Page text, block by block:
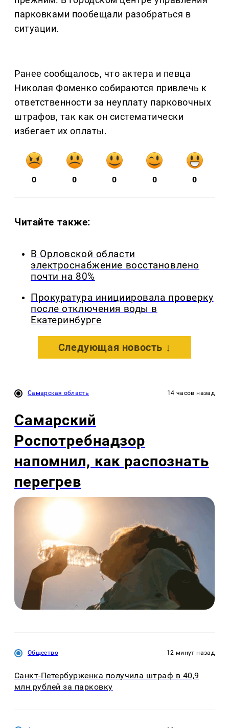
парковками пообещали разобраться в
ситуации.
Ранее сообщалось, что актера и певца
Николая Фоменко собираются привлечь к
ответственности за неуплату парковочных
штрафов, так как он систематически
избегает их оплаты.
0 0 0 0 0
Читайте также:
В Орловской области
электроснабжение восстановлено
почти на 80%
Прокуратура инициировала проверку
после отключения воды в
Екатеринбурге
Следующая новость ↓
Самарская область 14 часов назад
Самарский
Роспотребнадзор
напомнил, как распознать
перегрев
Общество 12 минут назад
Санкт-Петербурженка получила штраф в 40,9
млн рублей за парковку